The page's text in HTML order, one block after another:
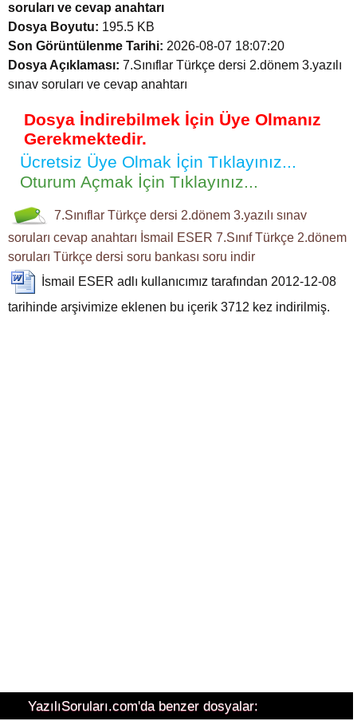
soruları ve cevap anahtarı
Dosya Boyutu: 195.5 KB
Son Görüntülenme Tarihi: 2026-08-07 18:07:20
Dosya Açıklaması: 7.Sınıflar Türkçe dersi 2.dönem 3.yazılı
sınav soruları ve cevap anahtarı
Dosya İndirebilmek İçin Üye Olmanız
Gerekmektedir.
Ücretsiz Üye Olmak İçin Tıklayınız...
Oturum Açmak İçin Tıklayınız...
7.Sınıflar Türkçe dersi 2.dönem 3.yazılı sınav
soruları cevap anahtarı İsmail ESER 7.Sınıf Türkçe 2.dönem
soruları Türkçe dersi soru bankası soru indir
İsmail ESER adlı kullanıcımız tarafından 2012-12-08
tarihinde arşivimize eklenen bu içerik 3712 kez indirilmiş.
YazılıSoruları.com'da benzer dosyalar: